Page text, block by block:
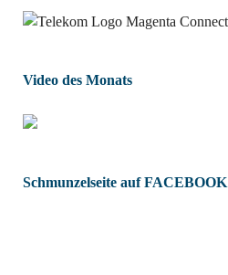
Video des Monats
Schmunzelseite auf FACEBOOK